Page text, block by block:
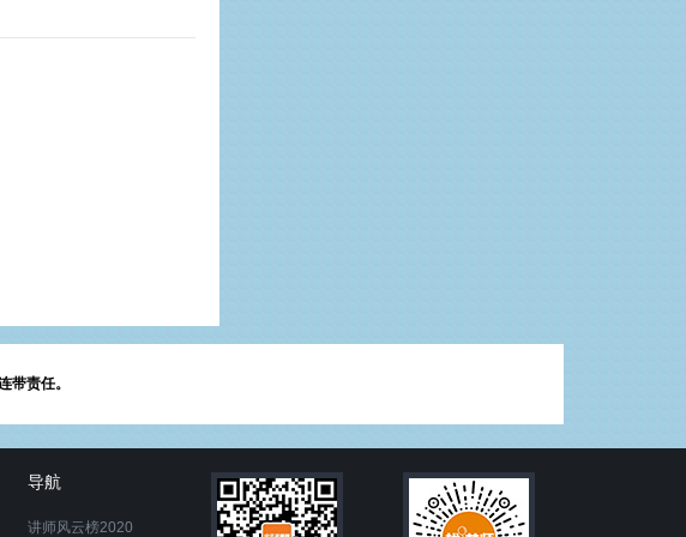
带责任。
导航
讲师风云榜2020